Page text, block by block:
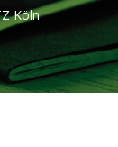
Köln